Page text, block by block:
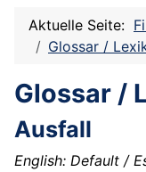
Aktuelle Seite:
Glossar /
Glossar /
Ausfall
English: Default /